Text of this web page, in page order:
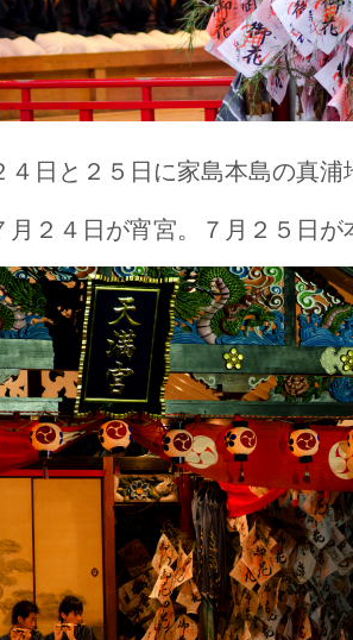
４日と２５日に家島本島の真
月２４日が宵宮。７月２５日